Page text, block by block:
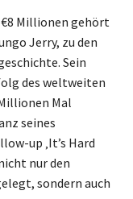
Millionen gehört
Jerry, zu den
Sein
des weltweiten
Mal
seines
up ‚It’s Hard
nur den
sondern auch